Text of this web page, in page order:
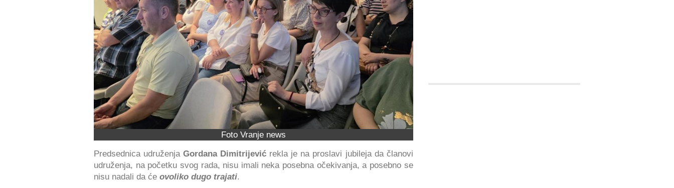
Foto Vranje news
Predsednica udruženjaGordana Dimitrijević rekla je na proslavi jubileja da članovi
udruženja, na početku svog rada, nisu imali neka posebna očekivanja, a posebno se
nisu nadali da će ovoliko dugo trajati.